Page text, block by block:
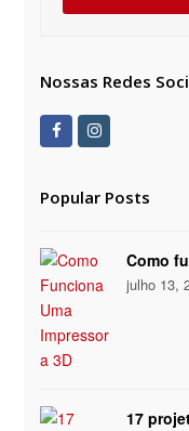
Nossas Redes
FacebookInstagram
Popular Posts
Como
julho 13,
17